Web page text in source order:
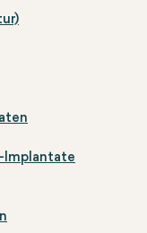
Implantate